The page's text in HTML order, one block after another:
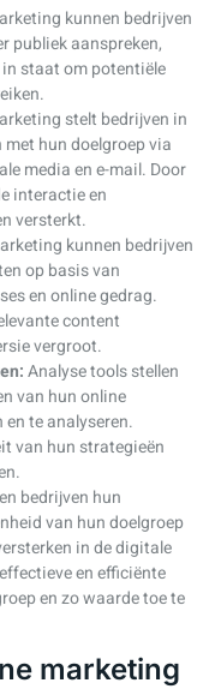
kunnen bedrijven
publiek aanspreken,
staat om potentiële
stelt bedrijven in
hun doelgroep via
media en e-mail. Door
interactie en
versterkt.
kunnen bedrijven
op basis van
en online gedrag.
content
vergroot.
Analyse tools stellen
van hun online
te analyseren.
van hun strategieën
bedrijven hun
van hun doelgroep
in de digitale
en efficiënte
en zo waarde toe te
marketing